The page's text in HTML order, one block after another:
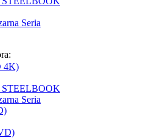
Seria
4K)
Seria